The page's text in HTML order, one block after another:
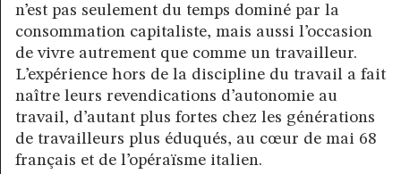
n’est pas seulement du temps dominé par la
consommation capitaliste, mais aussi l’occasion
de vivre autrement que comme un travailleur.
L’expérience hors de la discipline du travail a fait
naître leurs revendications d’autonomie au
travail, d’autant plus fortes chez les générations
de travailleurs plus éduqués, au cœur de mai 68
français et de l’opéraïsme italien.